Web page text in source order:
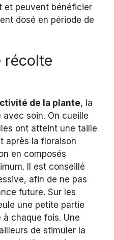
et peuvent bénéficier
dosé en période de
récolte
de la plante, la
soin. On cueille
ont atteint une taille
après la floraison
en composés
Il est conseillé
afin de ne pas
future. Sur les
une petite partie
chaque fois. Une
de stimuler la